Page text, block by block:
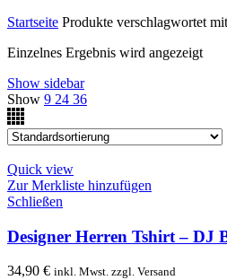
Startseite Produkte verschlagwortet
Einzelnes Ergebnis wird angezeigt
Show sidebar
Show 9 24 36
Quick view
Zur Merkliste hinzufügen
Schließen
Designer Herren Tshirt – DJ
34,90 € inkl. Mwst. zzgl. Versand